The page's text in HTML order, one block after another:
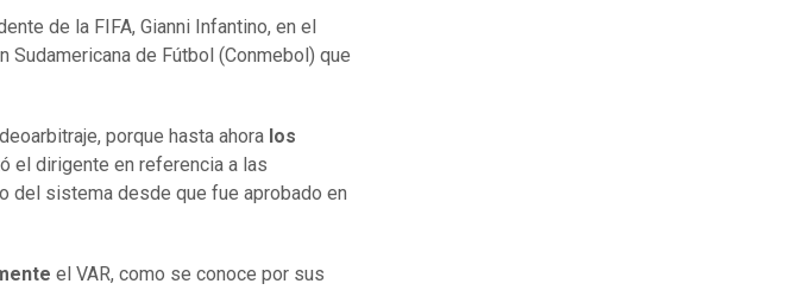
de la FIFA, Gianni Infantino, en el
de Fútbol (Conmebol) que
porque hasta ahora los
el dirigente en referencia a las
del sistema desde que fue aprobado en
el VAR, como se conoce por sus